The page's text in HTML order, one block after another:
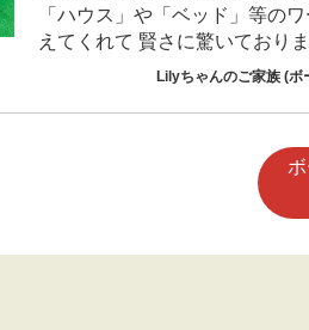
「ハウス」や「ベッド」等の
えてくれて 賢さに驚いており
Lilyちゃんのご家族 (ボ